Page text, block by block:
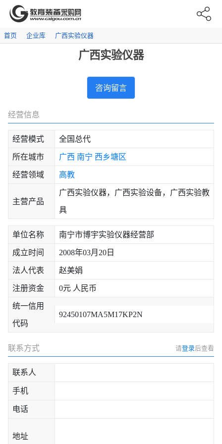
首页 企业库 广西实验仪器
广西实验仪器
咨询留言
经营信息
经营模式 全国总代
所在城市 广西 南宁 西乡塘区
经营领域 高教
主营产品
广西实验仪器，广西实验设备，广西实验教
具
单位名称 南宁市博宇实验仪器经营部
成立时间 2008年03月20日
法人代表 赵美娟
注册资金 0元 人民币
统一信用
代码
92450107MA5M17KP2N
联系方式 请登录后查看
联系人
手机
电话
地址